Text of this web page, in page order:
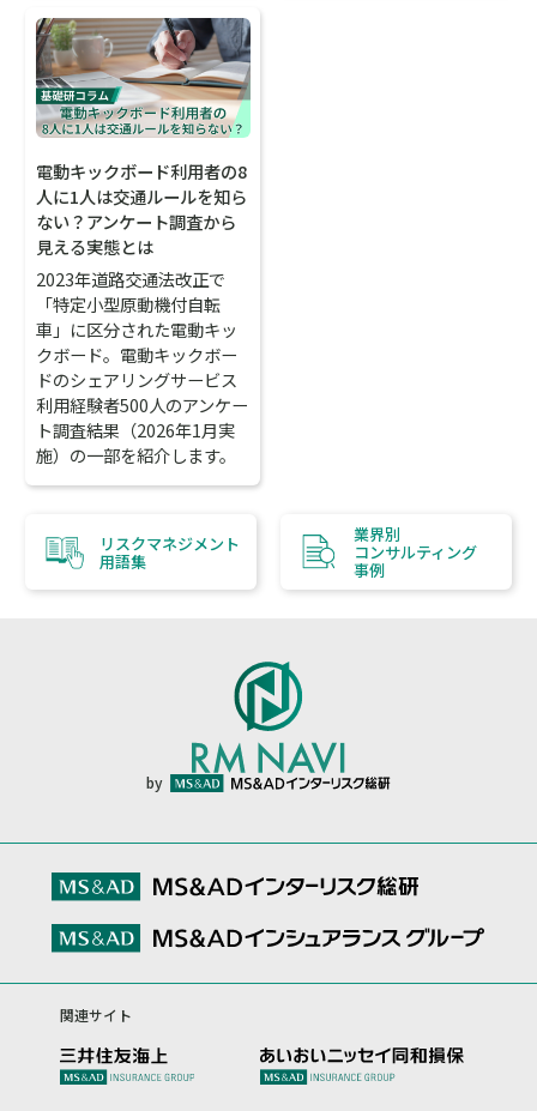
電動キックボード利用者の8
人に1人は交通ルールを知ら
ない？アンケート調査から
見える実態とは
2023年道路交通法改正で
「特定小型原動機付自転
車」に区分された電動キッ
クボード。電動キックボー
ドのシェアリングサービス
利用経験者500人のアンケー
ト調査結果（2026年1月実
施）の一部を紹介します。
リスクマネジメント
用語集
業界別
コンサルティング
事例
by
関連サイト